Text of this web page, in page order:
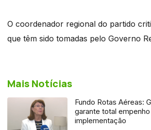
O coordenador regional do partido
que têm sido tomadas pelo Governo
Mais Notícias
Fundo Rotas Aéreas:
garante total empenho
implementação